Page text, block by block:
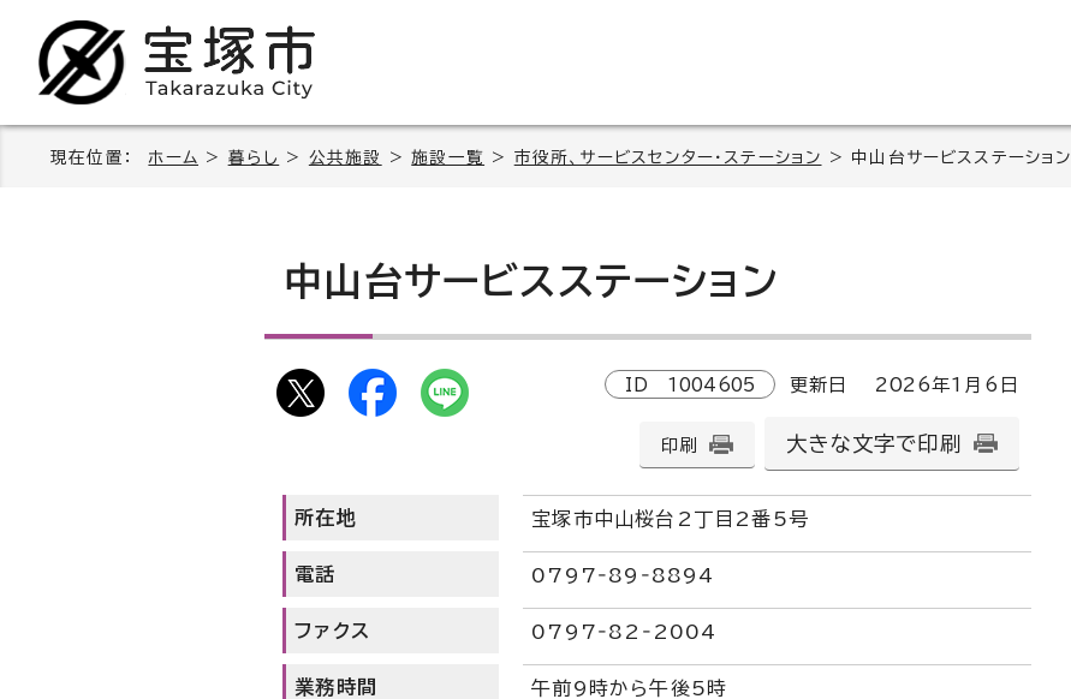
現在位置： ホーム > 暮らし > 公共施設 >施設一覧 > 市役所、サービスセンター・ステーション > 中山台サービスステーション
中山台サービスステーション
ID 1004605 更新日 2026年1月6日
印刷 大きな文字で印刷
所在地 宝塚市中山桜台2丁目2番5号
電話 0797‐89‐8894
ファクス 0797‐82‐2004
業務時間 午前9時から午後5時